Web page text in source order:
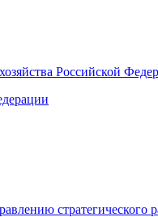
Российской